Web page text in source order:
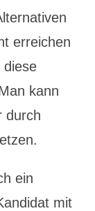
erreichen
diese
kann
durch
ein
mit